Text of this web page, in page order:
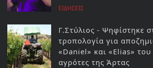
ΕΙΔΗΣΕΙΣ
Γ.Στύλιος - Ψηφίστηκε
τροπολογία για
«Daniel» και «Elias»
αγρότες της Άρτας